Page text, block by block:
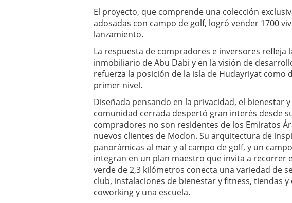
julio 8,
2026
El proyecto, que comprende una colección
adosadas con campo de golf, logró vender 1700
lanzamiento.
La respuesta de compradores e inversores refleja
inmobiliario de Abu Dabi y en la visión de
refuerza la posición de la isla de Hudayriyat como
primer nivel.
Diseñada pensando en la privacidad, el bienestar
comunidad cerrada despertó gran interés desde
compradores no son residentes de los Emiratos
nuevos clientes de Modon. Su arquitectura de
panorámicas al mar y al campo de golf, y un
integran en un plan maestro que invita a recorrer
verde de 2,3 kilómetros conecta una variedad de
club, instalaciones de bienestar y fitness, tiendas
coworking y una escuela.